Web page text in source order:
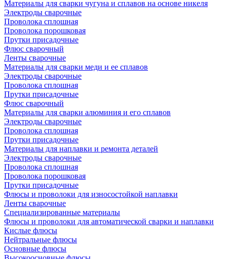
Материалы для сварки чугуна и сплавов на основе никеля
Электроды сварочные
Проволока сплошная
Проволока порошковая
Прутки присадочные
Флюс сварочный
Ленты сварочные
Материалы для сварки меди и ее сплавов
Электроды сварочные
Проволока сплошная
Прутки присадочные
Флюс сварочный
Материалы для сварки алюминия и его сплавов
Электроды сварочные
Проволока сплошная
Прутки присадочные
Материалы для наплавки и ремонта деталей
Электроды сварочные
Проволока сплошная
Проволока порошковая
Прутки присадочные
Флюсы и проволоки для износостойкой наплавки
Ленты сварочные
Специализированные материалы
Флюсы и проволоки для автоматической сварки и наплавки
Кислые флюсы
Нейтральные флюсы
Основные флюсы